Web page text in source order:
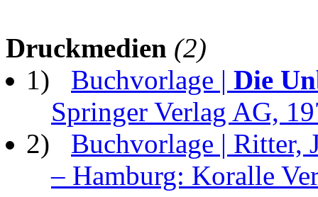
Druckmedien (2)
1) Buchvorlage | Die
Springer Verlag AG,
2) Buchvorlage | Ritter,
– Hamburg: Koralle